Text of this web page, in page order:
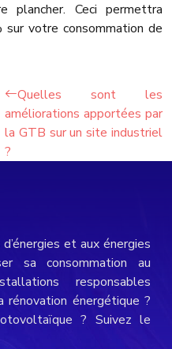
plancher. Ceci permettra
sur votre consommation de
Quelles sont les
améliorations apportées par
la GTB sur un site industriel
?
et aux énergies
sa consommation au
responsables
rénovation énergétique ?
? Suivez le